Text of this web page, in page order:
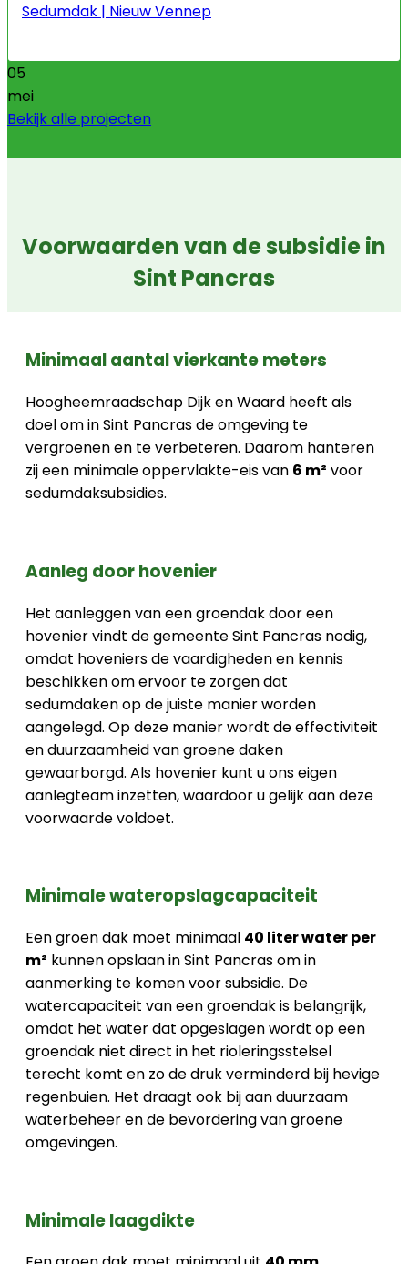
Sedumdak | Nieuw Vennep
05
mei
Bekijk alle projecten
Voorwaarden van de subsidie in
Sint Pancras
Minimaal aantal vierkante meters
Hoogheemraadschap Dijk en Waard heeft als
doel om in Sint Pancras de omgeving te
vergroenen en te verbeteren. Daarom hanteren
zij een minimale oppervlakte-eis van 6 m² voor
sedumdaksubsidies.
Aanleg door hovenier
Het aanleggen van een groendak door een
hovenier vindt de gemeente Sint Pancras nodig,
omdat hoveniers de vaardigheden en kennis
beschikken om ervoor te zorgen dat
sedumdaken op de juiste manier worden
aangelegd. Op deze manier wordt de effectiviteit
en duurzaamheid van groene daken
gewaarborgd. Als hovenier kunt u ons eigen
aanlegteam inzetten, waardoor u gelijk aan deze
voorwaarde voldoet.
Minimale wateropslagcapaciteit
Een groen dak moet minimaal 40 liter water per
m² kunnen opslaan in Sint Pancras om in
aanmerking te komen voor subsidie. De
watercapaciteit van een groendak is belangrijk,
omdat het water dat opgeslagen wordt op een
groendak niet direct in het rioleringsstelsel
terecht komt en zo de druk verminderd bij hevige
regenbuien. Het draagt ook bij aan duurzaam
waterbeheer en de bevordering van groene
omgevingen.
Minimale laagdikte